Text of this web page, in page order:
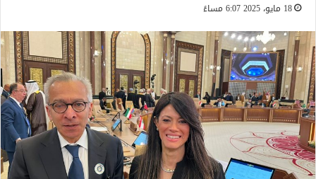
18 مايو، 2025 6:07 مساءً